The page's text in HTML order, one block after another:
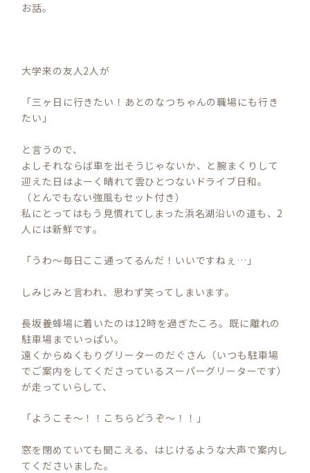
お話。
大学来の友人2人が
「三ヶ日に行きたい！あとのなつちゃんの職場にも行き
たい」
と言うので、
よしそれならば車を出そうじゃないか、と腕まくりして
迎えた日はよーく晴れて雲ひとつないドライブ日和。
（とんでもない強風もセット付き）
私にとってはもう見慣れてしまった浜名湖沿いの道も、2
人には新鮮です。
「うわ～毎日ここ通ってるんだ！いいですねぇ…」
しみじみと言われ、思わず笑ってしまいます。
長坂養蜂場に着いたのは12時を過ぎたころ。既に離れの
駐車場までいっぱい。
遠くからぬくもりグリーターのだぐさん（いつも駐車場
でご案内をしてくださっているスーパーグリーターです）
が走っていらして、
「ようこそ～！！こちらどうぞ～！！」
窓を閉めていても聞こえる、はじけるような大声で案内し
てくださいました。